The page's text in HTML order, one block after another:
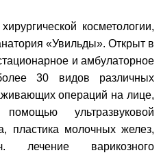
косметологии,
«Увильды». Открыт в
и амбулаторное
30 видов различных
операций на лице,
ультразвуковой
пластика молочных желез,
лечение варикозного